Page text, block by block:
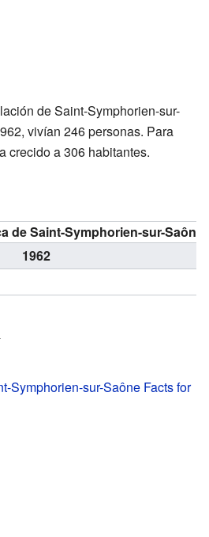
de Saint-Symphorien-sur-
vivían 246 personas. Para
crecido a 306 habitantes.
de Saint-Symphorien-sur-Saône
1962
Symphorien-sur-Saône Facts for